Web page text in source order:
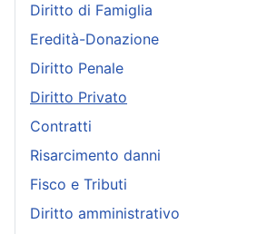
Diritto di Famiglia
Eredità-Donazione
Diritto Penale
Diritto Privato
Contratti
Risarcimento danni
Fisco e Tributi
Diritto amministrativo